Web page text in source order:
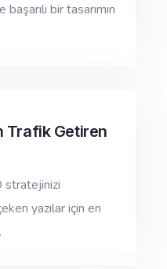
bir tasarımın
Trafik Getiren
stratejinizi
yazılar için en